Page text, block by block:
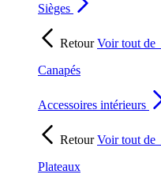
Sièges
RetourVoir tout de
Canapés
Accessoires intérieurs
RetourVoir tout de
Plateaux